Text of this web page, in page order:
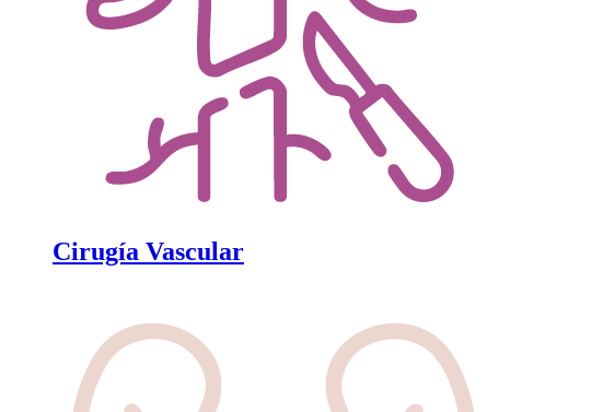
Cirugía Vascular